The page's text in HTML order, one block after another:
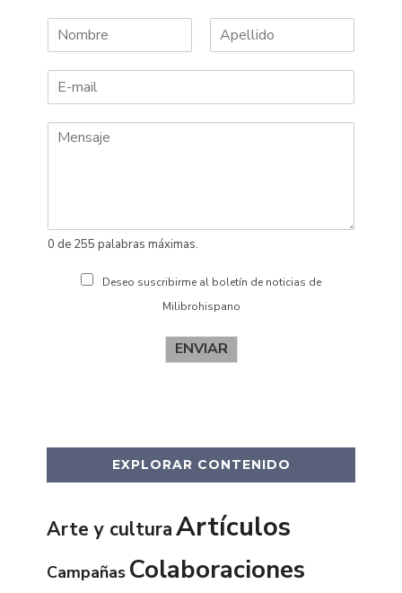
o
b
p
l
0 de 255 palabras máximas.
Deseo suscribirme al boletín de noticias de
Milibrohispano
ENVIAR
EXPLORAR CONTENIDO
Arte y culturaArtículos
Campañas Colaboraciones